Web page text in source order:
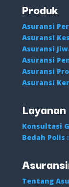
Produk
Asuransi
Asuransi
Asuransi
Asuransi
Asuransi
Asuransi
Layanan
Konsultasi
Bedah Polis
Tentang